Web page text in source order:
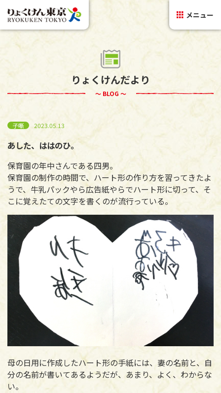
メニュー
りょくけんだより
～ BLOG ～
子噺 2023.05.13
あした、ははのひ。
保育園の年中さんである四男。
保育園の制作の時間で、ハート形の作り方を習ってきたよ
うで、牛乳パックやら広告紙やらでハート形に切って、そ
こに覚えたての文字を書くのが流行っている。
母の日用に作成したハート形の手紙には、妻の名前と、自
分の名前が書いてあるようだが、あまり、よく、わからな
い。